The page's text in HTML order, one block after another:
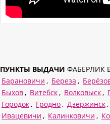
ПУНКТЫ ВЫДАЧИ ФАБЕРЛИК
Барановичи , Береза ,
Быхов , Витебск , Волковыск ,
Городок , Гродно , Дзержинск ,
Ивацевичи , Калинковичи ,